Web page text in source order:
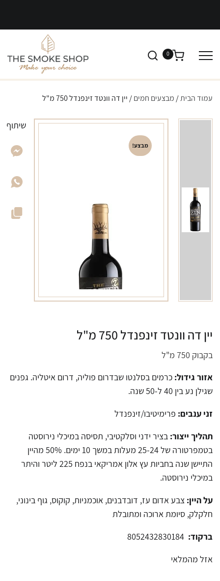
0
עמוד הבית/ מבצעים חמים/ יין דה וונטד זינפנדל 750 מ"ל
מבצע!
יין דה וונטד זינפנדל 750 מ"ל
בקבוק 750 מ"ל
אזור גידול: כרמים בסלנטו שבדרום פוליה, דרום איטליה. גפנים
שגילן נע בין 40 ל-50 שנה.
זני ענבים: פרימיטיבו/זינפנדל
תהליך ייצור: בציר ידני וסלקטיבי, תסיסה במיכלי נירוסטה
בטמפרטורה של 25-24 מעלות במשך 10 ימים. 50% מהיין
התיישן שנה בחביות עץ אלון אמריקאי בנפח 225 ליטר והיתר
במיכלי נירוסטה.
על היין: צבע אדום עז, דובדבנים, אוכמניות, קוקוס, גוף בינוני,
חלקלק, סיומת ארוכה ומתובלת
ברקוד:
אזל מהמלאי
שיתוף